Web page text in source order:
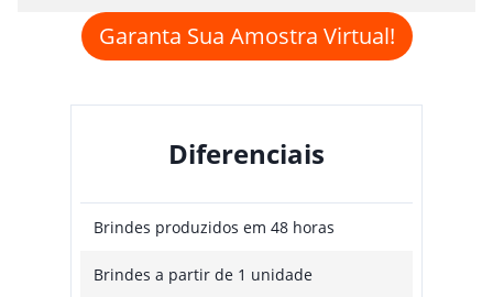
Garanta Sua Amostra Virtual!
Diferenciais
Brindes produzidos em 48 horas
Brindes a partir de 1 unidade